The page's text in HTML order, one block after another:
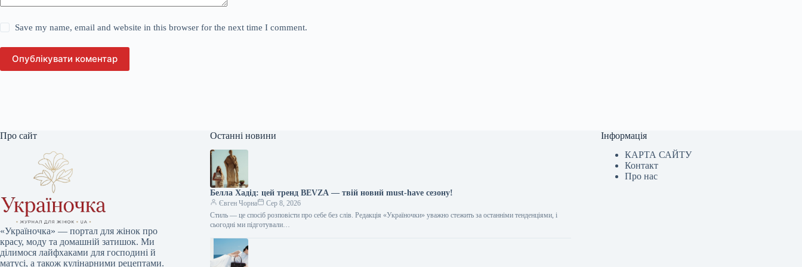
Save my name, email and website in this browser for the next time I comment.
Опублікувати коментар
Про сайт
«Україночка» — портал для жінок про
красу, моду та домашній затишок. Ми
ділимося лайфхаками для господині й
матусі, а також кулінарними рецептами.
Останні новини
Белла Хадід: цей тренд BEVZA — твій новий must-have сезону!
Євген Чорна
Сер 8, 2026
Стиль — це спосіб розповісти про себе без слів. Редакція «Україночки» уважно стежить за останніми тенденціями, і
сьогодні ми підготували…
Інформація
КАРТА САЙТУ
Контакт
Про нас